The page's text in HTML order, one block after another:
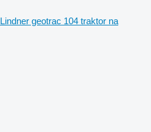
Lindner geotrac 104 traktor na